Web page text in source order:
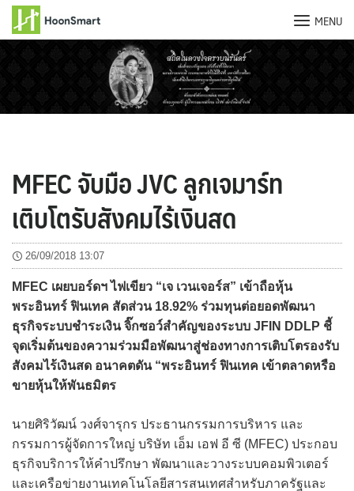
MENU
MFEC จับมือ JVC ลูกเจมาร์ท
เติบโตรับสังคมไร้เงินสด
26/09/2018 13:07
MFEC เผยบอร์ดฯ ไฟเขียว “เจ เวนเจอร์ส” เข้าถือหุ้น
พระอินทร์ ฟินเทค สัดส่วน 18.92% ร่วมทุนต่อยอดพัฒนา
ธุรกิจระบบชำระเงิน จิ๊กซอว์สำคัญของระบบ JFIN DDLP ชี้
จุดเริ่มต้นของความร่วมมือพัฒนาสู่ช่องทางการเติบโตรองรับ
สังคมไร้เงินสด อนาคตดัน “พระอินทร์ ฟินเทค เข้าตลาดหรือ
ขายหุ้นให้พันธมิตร
นายศิริวัฒน์ วงศ์จารุกร ประธานกรรมการบริหาร และ
กรรมการผู้จัดการใหญ่ บริษัท เอ็ม เอฟ อี ซี (MFEC) ประกอบ
ธุรกิจบริการให้คำปรึกษา พัฒนาและวางระบบคอมพิวเตอร์
และเครือข่ายงานเทคโนโลยีสารสนเทศสำหรับภาครัฐและ